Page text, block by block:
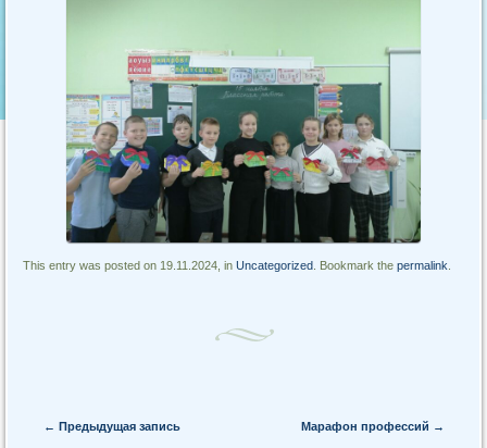
This entry was posted on 19.11.2024, inUncategorized . Bookmark thepermalink
Post navigation
← Предыдущая запись Марафон профессий →